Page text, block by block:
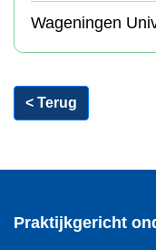
Wageningen
< Terug
Praktijkgericht